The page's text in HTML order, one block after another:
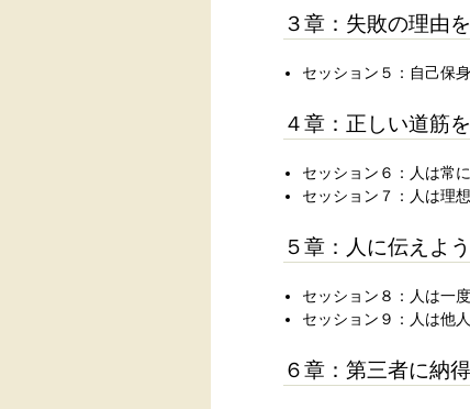
３章：失敗の理由
セッション５：自己保
４章：正しい道筋
セッション６：人は常
セッション７：人は理
５章：人に伝えよ
セッション８：人は一
セッション９：人は他
６章：第三者に納